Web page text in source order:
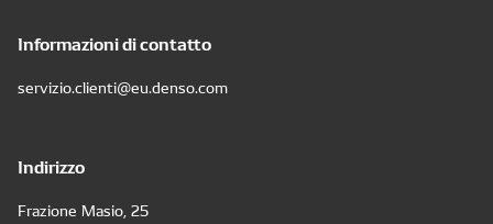
Informazioni di contatto
servizio.clienti@eu.denso.com
Indirizzo
Frazione Masio, 25